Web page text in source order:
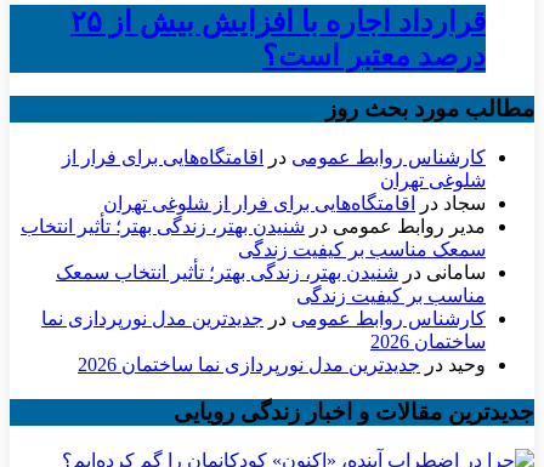
قرارداد اجاره با افزایش بیش از ۲۵
درصد معتبر است؟
مطالب مورد بحث روز
کارشناس روابط عمومی در
اقامتگاه‌هایی برای فرار از
شلوغی تهران
سجاد در
اقامتگاه‌هایی برای فرار از شلوغی تهران
مدیر روابط عمومی در شنیدن بهتر، زندگی بهتر؛ تأثیر انتخاب
سمعک مناسب بر کیفیت زندگی
سامانی در شنیدن بهتر، زندگی بهتر؛ تأثیر انتخاب سمعک
مناسب بر کیفیت زندگی
کارشناس روابط عمومی در جدیدترین مدل نورپردازی نما
ساختمان 2026
وحید در جدیدترین مدل نورپردازی نما ساختمان 2026
جدیدترین مقالات و اخبار زندگی رویایی